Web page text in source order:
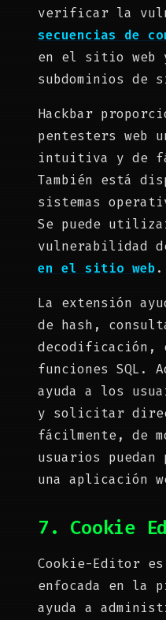
verificar la
secuencias de
en el sitio web
subdominios de
Hackbar
pentesters web
intuitiva y de
También está
sistemas
Se puede
vulnerabilidad
en el sitio web.
La extensión
de hash,
decodificación,
funciones SQL.
ayuda a los
y solicitar
fácilmente, de
usuarios puedan
una aplicación
7. Cookie
Cookie-Editor
enfocada en la
ayuda a